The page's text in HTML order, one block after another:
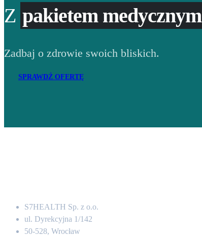
Z pakietem medycznym
Zadbaj o zdrowie swoich bliskich.
SPRAWDŹ OFERTĘ
S7HEALTH Sp. z o.o.
ul. Dyrekcyjna 1/142
50-528, Wrocław